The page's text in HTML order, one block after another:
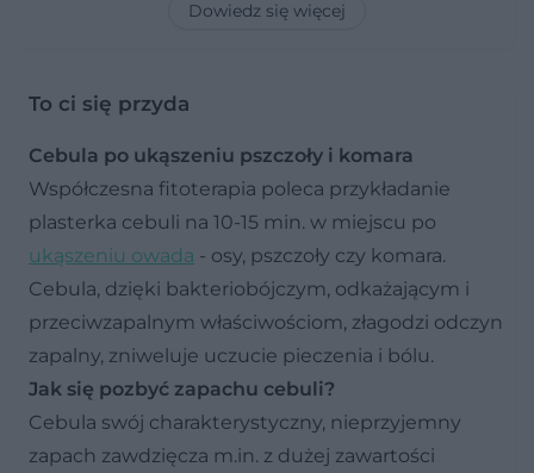
Dowiedz się więcej
To ci się przyda
Cebula po ukąszeniu pszczoły i komara
Współczesna fitoterapia poleca przykładanie
plasterka cebuli na 10-15 min. w miejscu po
ukąszeniu owada - osy, pszczoły czy komara.
Cebula, dzięki bakteriobójczym, odkażającym i
przeciwzapalnym właściwościom, złagodzi odczyn
zapalny, zniweluje uczucie pieczenia i bólu.
Jak się pozbyć zapachu cebuli?
Cebula swój charakterystyczny, nieprzyjemny
zapach zawdzięcza m.in. z dużej zawartości